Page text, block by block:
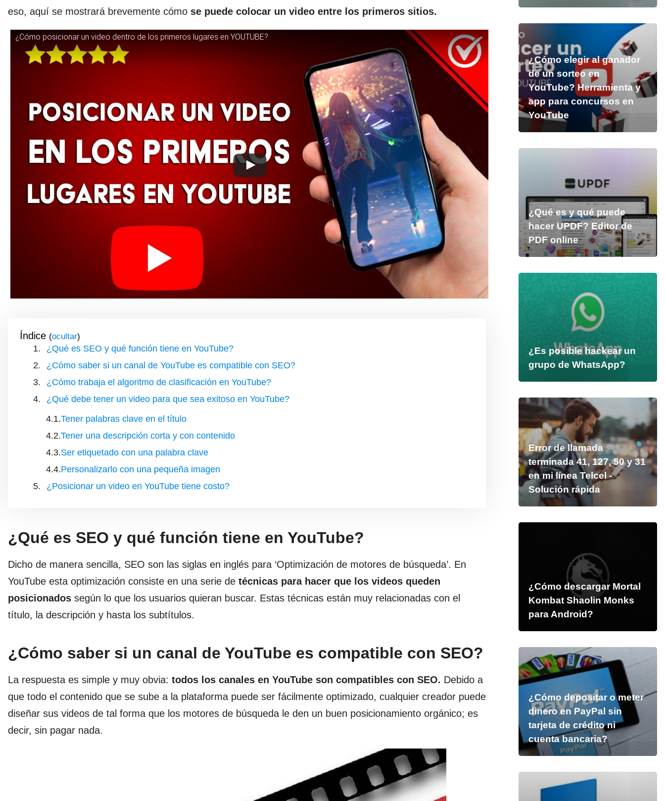
eso, aquí se mostrará brevemente cómo se puede colocar un video entre los primeros sitios.
¿Cómo posicionar un video dentro de los primeros lugares en YOUTUBE?
Índice ( )
¿Qué es SEO y qué función tiene en YouTube?
¿Cómo saber si un canal de YouTube es compatible con SEO?
¿Cómo trabaja el algoritmo de clasificación en YouTube?
¿Qué debe tener un video para que sea exitoso en YouTube?
Tener palabras clave en el título
Tener una descripción corta y con contenido
Ser etiquetado con una palabra clave
Personalizarlo con una pequeña imagen
¿Posicionar un video en YouTube tiene costo?
¿Qué es SEO y qué función tiene en YouTube?
Dicho de manera sencilla, SEO son las siglas en inglés para ‘Optimización de motores de búsqueda’. En
YouTube esta optimización consiste en una serie de técnicas para hacer que los videos queden
posicionados según lo que los usuarios quieran buscar. Estas técnicas están muy relacionadas con el
título, la descripción y hasta los subtítulos.
¿Cómo saber si un canal de YouTube es compatible con SEO?
La respuesta es simple y muy obvia: todos los canales en YouTube son compatibles con SEO. Debido a
que todo el contenido que se sube a la plataforma puede ser fácilmente optimizado, cualquier creador puede
diseñar sus videos de tal forma que los motores de búsqueda le den un buen posicionamiento orgánico; es
decir, sin pagar nada.
¿Cómo elegir al ganador
de un sorteo en
YouTube? Herramienta y
app para concursos en
YouTube
¿Qué es y qué puede
hacer UPDF? Editor de
PDF online
¿Es posible hackear un
grupo de WhatsApp?
Error de llamada
terminada 41, 127, 50 y 31
en mi línea Telcel -
Solución rápida
¿Cómo descargar Mortal
Kombat Shaolin Monks
para Android?
¿Cómo depositar o meter
dinero en PayPal sin
tarjeta de crédito ni
cuenta bancaria?